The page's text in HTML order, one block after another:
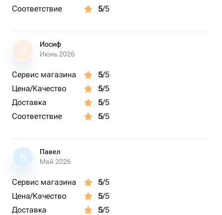
Соответствие
5/5
И
Иосиф
Июнь 2026
Сервис магазина 5/5
Цена/Качество
5/5
Доставка
5/5
Соответствие
5/5
П
Павел
Май 2026
Сервис магазина 5/5
Цена/Качество
5/5
Доставка
5/5